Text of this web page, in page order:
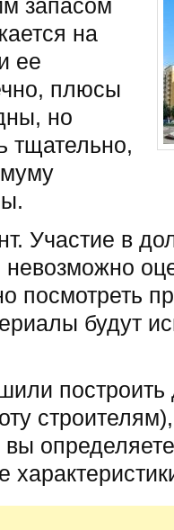
запасом
на
ее
плюсы
но
тщательно,
Участие в
посмотреть
будут
построить